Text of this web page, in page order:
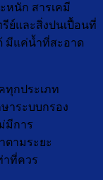
หนัก สารเคมี
ย์และสิ่งปนเปื้อนที่
มีแค่น้ำที่สะอาด
ทุกประเภท
าระบบกรอง
มีการ
ตามระยะ
าที่ควร